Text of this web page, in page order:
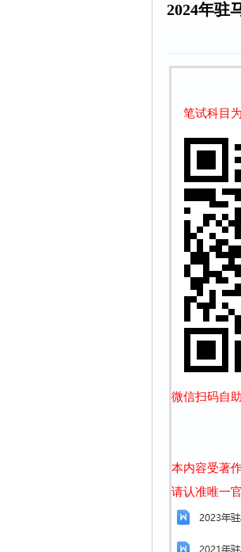
2024年驻
笔试科目为
微信扫码自
本内容受著
请认准唯一